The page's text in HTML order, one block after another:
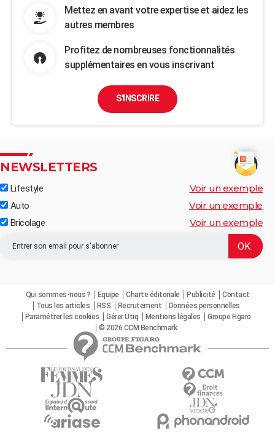
Mettez en avant votre expertise et aidez les
autres membres
Profitez de nombreuses fonctionnalités
supplémentaires en vous inscrivant
S'INSCRIRE
NEWSLETTERS
Lifestyle Voir un exemple
Auto Voir un exemple
Bricolage Voir un exemple
Qui sommes-nous ? Equipe Charte éditoriale Publicité
Contact
Tous les articles
RSS Recrutement
Données personnelles
Paramétrer les cookies
Gérer Utiq Mentions légales
Groupe Figaro
© 2026 CCM Benchmark